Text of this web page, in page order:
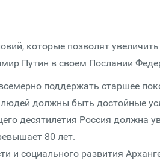
которые позволят
Путин в своем Послании
поддержать старшее
должны быть достойные
десятилетия Россия должна
80 лет.
и социального развития